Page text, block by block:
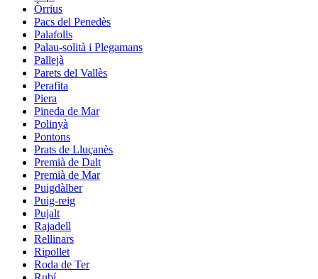
Òrrius
Pacs del Penedès
Palafolls
Palau-solità i Plegamans
Pallejà
Parets del Vallès
Perafita
Piera
Pineda de Mar
Polinyà
Pontons
Prats de Lluçanès
Premià de Dalt
Premià de Mar
Puigdàlber
Puig-reig
Pujalt
Rajadell
Rellinars
Ripollet
Roda de Ter